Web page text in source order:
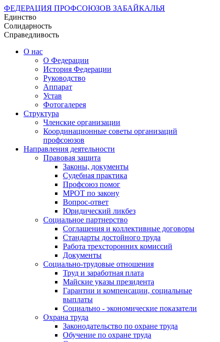
ФЕДЕРАЦИЯ ПРОФСОЮЗОВ ЗАБАЙКАЛЬЯ
Единство
Солидарность
Справедливость
О нас
О Федерации
История Федерации
Руководство
Аппарат
Устав
Фотогалерея
Структура
Членские организации
Координационные советы организаций
профсоюзов
Направления деятельности
Правовая защита
Законы, документы
Судебная практика
Профсоюз помог
МРОТ по закону
Вопрос-ответ
Юридический ликбез
Социальное партнерство
Соглашения и коллективные договоры
Стандарты достойного труда
Работа трехсторонних комиссий
Документы
Социально-трудовые отношения
Труд и заработная плата
Майские указы президента
Гарантии и компенсации, социальные
выплаты
Социально - экономические показатели
Охрана труда
Законодательство по охране труда
Обучение по охране труда